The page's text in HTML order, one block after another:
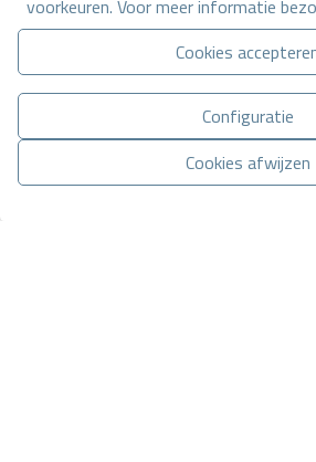
Basisinformatie over
Europese Verordening
wettelijke bepalingenen het
accepteer deze.
voorkeuren. Voor meer informatie
Cookies
Configuratie
Cookies afwijzen